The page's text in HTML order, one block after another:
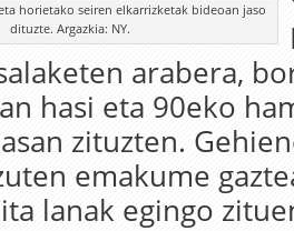
horietako seiren elkarrizketak bideoan jaso
dituzte. Argazkia: NY.
arabera,
hasi eta 90eko
zituzten.
emakume
lanak egingo